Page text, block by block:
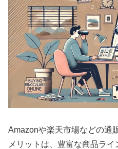
Amazonや楽天市場などの通
メリットは、豊富な商品ラ